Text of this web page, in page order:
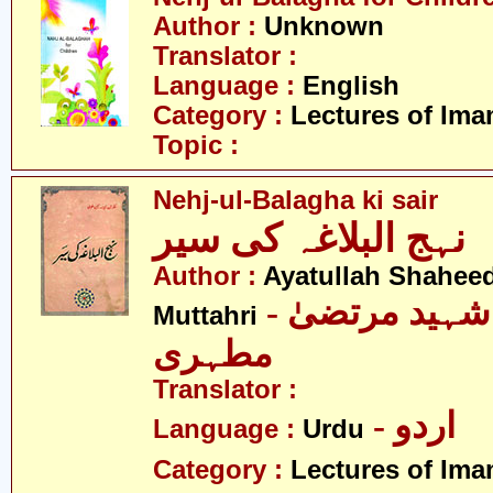
Author : Unknown
Translator :
Language : English
Category : Lectures of
Topic :
Nehj-ul-Balagha ki sair
نہج البلاغہ کی سیر
Author : Ayatullah
Muttahri - آیت اللہ شہید مرتضیٰ
مطہری
Translator :
Language : Urdu - اردو
Category : Lectures of